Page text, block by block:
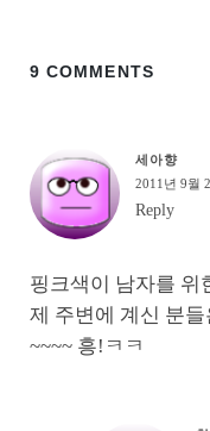
9 COMMENTS
세아향
2011년 9월
Reply
핑크색이 남자를 위
제 주변에 계신 분
~~~~ 흥!ㅋㅋ